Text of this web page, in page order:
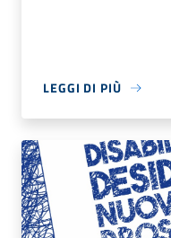
LEGGI DI PIÙ